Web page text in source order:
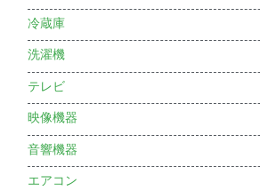
冷蔵庫
洗濯機
テレビ
映像機器
音響機器
エアコン